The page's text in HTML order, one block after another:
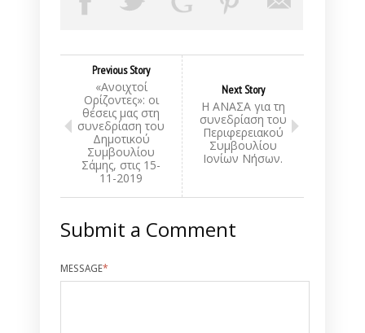
Previous Story
«Ανοιχτοί
Ορίζοντες»: οι
θέσεις μας στη
συνεδρίαση του
Δημοτικού
Συμβουλίου
Σάμης, στις 15-
11-2019
Next Story
Η ΑΝΑΣΑ για τη
συνεδρίαση του
Περιφερειακού
Συμβουλίου
Ιονίων Νήσων.
Submit a Comment
MESSAGE*